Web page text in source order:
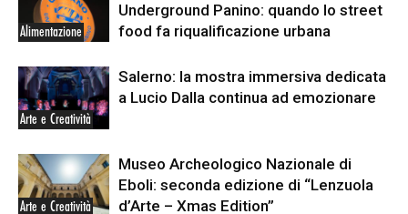
Alimentazione
Underground Panino: quando lo street
food fa riqualificazione urbana
Arte e Creatività
Salerno: la mostra immersiva dedicata
a Lucio Dalla continua ad emozionare
Arte e Creatività
Museo Archeologico Nazionale di
Eboli: seconda edizione di “Lenzuola
d’Arte – Xmas Edition”